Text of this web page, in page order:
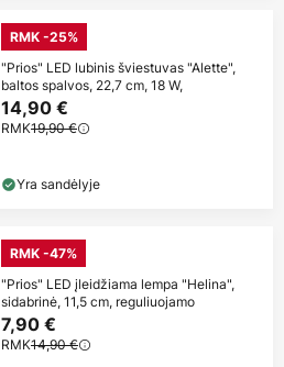
RMK -25%
"Prios" LED lubinis šviestuvas "Alette",
baltos spalvos, 22,7 cm, 18 W,
14,90 €
RMK19,90 €
Yra sandėlyje
RMK -47%
"Prios" LED įleidžiama lempa "Helina",
sidabrinė, 11,5 cm, reguliuojamo
7,90 €
RMK14,90 €